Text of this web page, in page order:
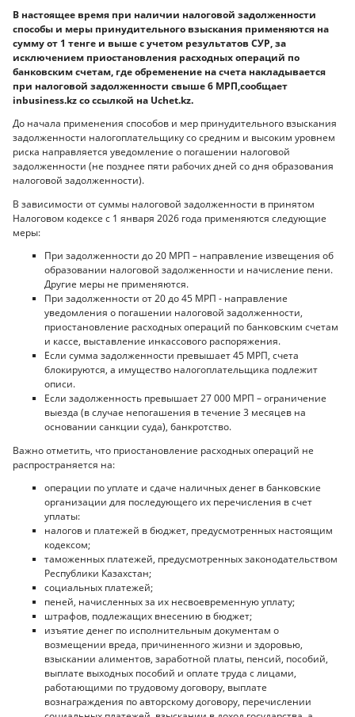
В настоящее время при наличии налоговой задолженности
способы и меры принудительного взыскания применяются на
сумму от 1 тенге и выше с учетом результатов СУР, за
исключением приостановления расходных операций по
банковским счетам, где обременение на счета накладывается
при налоговой задолженности свыше 6 МРП,cообщает
inbusiness.kz со ссылкой на Uchet.kz.
До начала применения способов и мер принудительного взыскания
задолженности налогоплательщику со средним и высоким уровнем
риска направляется уведомление о погашении налоговой
задолженности (не позднее пяти рабочих дней со дня образования
налоговой задолженности).
В зависимости от суммы налоговой задолженности в принятом
Налоговом кодексе с 1 января 2026 года применяются следующие
меры:
При задолженности до 20 МРП – направление извещения об
образовании налоговой задолженности и начисление пени.
Другие меры не применяются.
При задолженности от 20 до 45 МРП - направление
уведомления о погашении налоговой задолженности,
приостановление расходных операций по банковским счетам
и кассе, выставление инкассового распоряжения.
Если сумма задолженности превышает 45 МРП, счета
блокируются, а имущество налогоплательщика подлежит
описи.
Если задолженность превышает 27 000 МРП – ограничение
выезда (в случае непогашения в течение 3 месяцев на
основании санкции суда), банкротство.
Важно отметить, что приостановление расходных операций не
распространяется на:
операции по уплате и сдаче наличных денег в банковские
организации для последующего их перечисления в счет
уплаты:
налогов и платежей в бюджет, предусмотренных настоящим
кодексом;
таможенных платежей, предусмотренных законодательством
Республики Казахстан;
социальных платежей;
пеней, начисленных за их несвоевременную уплату;
штрафов, подлежащих внесению в бюджет;
изъятие денег по исполнительным документам о
возмещении вреда, причиненного жизни и здоровью,
взыскании алиментов, заработной платы, пенсий, пособий,
выплате выходных пособий и оплате труда с лицами,
работающими по трудовому договору, выплате
вознаграждения по авторскому договору, перечислении